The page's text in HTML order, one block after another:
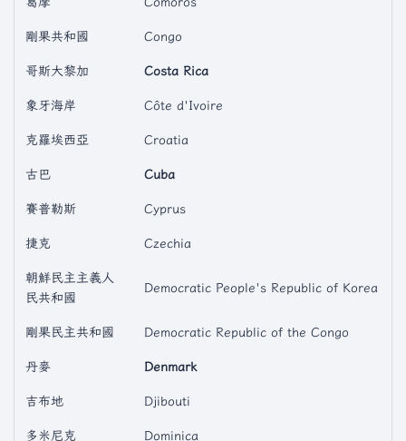
剛果共和國 Congo
哥斯大黎加 Costa Rica
象牙海岸 Côte d'Ivoire
克羅埃西亞 Croatia
古巴 Cuba
賽普勒斯 Cyprus
捷克 Czechia
朝鮮民主主義人
民共和國
Democratic People's Republic of Korea
剛果民主共和國 Democratic Republic of the Congo
丹麥 Denmark
吉布地 Djibouti
多米尼克 Dominica